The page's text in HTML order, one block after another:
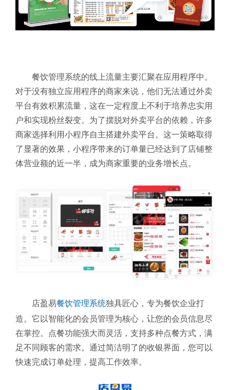
餐饮管理系统的线上流量主要汇聚在应用程序中。
对于没有独立应用程序的商家来说，他们无法通过外卖
平台有效积累流量，这在一定程度上不利于培养忠实用
户和实现粉丝裂变。为了摆脱对外卖平台的依赖，许多
商家选择利用小程序自主搭建外卖平台。这一策略取得
了显著的效果，小程序带来的订单量已经达到了店铺整
体营业额的近一半，成为商家重要的业务增长点。
店盈易餐饮管理系统独具匠心，专为餐饮企业打
造。它以智能化的会员管理为核心，让您的会员信息尽
在掌控。点餐功能强大而灵活，支持多种点餐方式，满
足不同顾客的需求。通过简洁明了的收银界面，您可以
快速完成订单处理，提高工作效率。